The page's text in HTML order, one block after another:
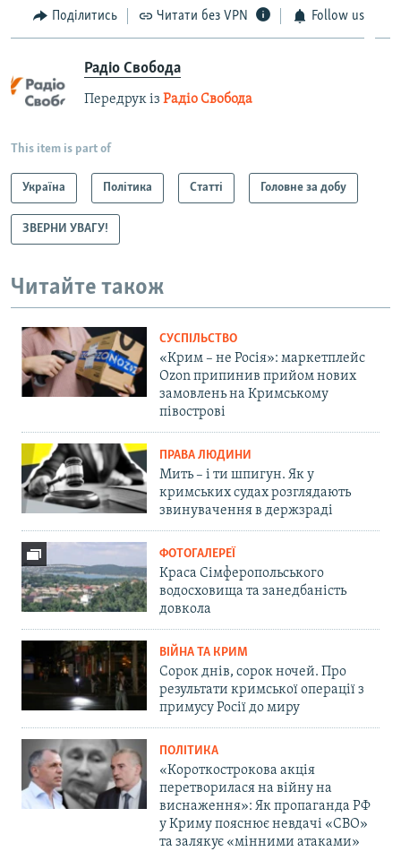
Поділитись Читати без VPN Follow us
Радіо Свобода
Передрук із Радіо Свобода
This item is part of
Україна Політика Статті Головне за добу
ЗВЕРНИ УВАГУ!
Читайте також
СУСПІЛЬСТВО
«Крим – не Росія»: маркетплейс
Ozon припинив прийом нових
замовлень на Кримському
півострові
ПРАВА ЛЮДИНИ
Мить – і ти шпигун. Як у
кримських судах розглядають
звинувачення в держзраді
ФОТОГАЛЕРЕЇ
Краса Сімферопольського
водосховища та занедбаність
довкола
ВІЙНА ТА КРИМ
Сорок днів, сорок ночей. Про
результати кримської операції з
примусу Росії до миру
ПОЛІТИКА
«Короткострокова акція
перетворилася на війну на
виснаження»: Як пропаганда РФ
у Криму пояснює невдачі «СВО»
та залякує «мінними атаками»